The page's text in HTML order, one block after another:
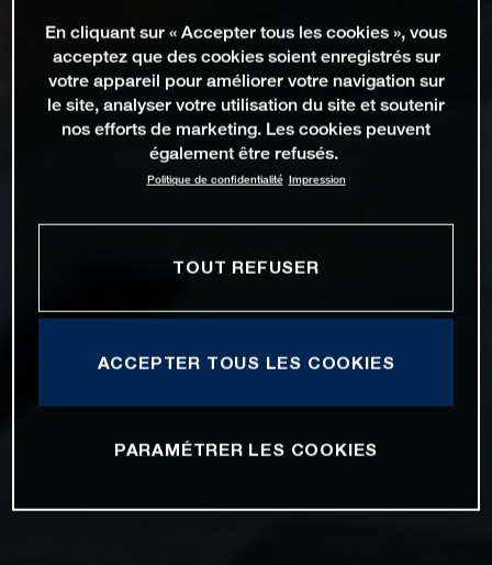
En cliquant sur « Accepter tous les cookies », vous
acceptez que des cookies soient enregistrés sur
votre appareil pour améliorer votre navigation sur
le site, analyser votre utilisation du site et soutenir
nos efforts de marketing. Les cookies peuvent
également être refusés.
Politique de confidentialité Impression
TOUT REFUSER
ACCEPTER TOUS LES COOKIES
PARAMÉTRER LES COOKIES